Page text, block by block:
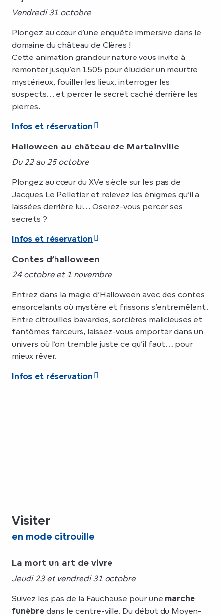
Vendredi 31 octobre
Plongez au cœur d’une enquête immersive dans le
domaine du château de Clères !
Cette animation grandeur nature vous invite à
remonter jusqu’en 1505 pour élucider un meurtre
mystérieux, fouiller les lieux, interroger les
suspects… et percer le secret caché derrière les
pierres.
Infos et réservation
Halloween au château de Martainville
Du 22 au 25 octobre
Plongez au cœur du XVe siècle sur les pas de
Jacques Le Pelletier et relevez les énigmes qu’il a
laissées derrière lui… Oserez-vous percer ses
secrets ?
Infos et réservation
Contes d’halloween
24 octobre et 1 novembre
Entrez dans la magie d’Halloween avec des contes
ensorcelants où mystère et frissons s’entremêlent.
Entre citrouilles bavardes, sorcières malicieuses et
fantômes farceurs, laissez-vous emporter dans un
univers où l’on tremble juste ce qu’il faut… pour
mieux rêver.
Infos et réservation
Visiter
en mode citrouille
La mort un art de vivre
Jeudi 23 et vendredi 31 octobre
Suivez les pas de la Faucheuse pour une marche
funèbre dans le centre-ville. Du début du Moyen-